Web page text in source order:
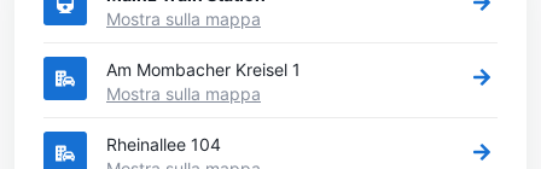
Mostra sulla mappa
Am Mombacher Kreisel 1
Mostra sulla mappa
Rheinallee 104